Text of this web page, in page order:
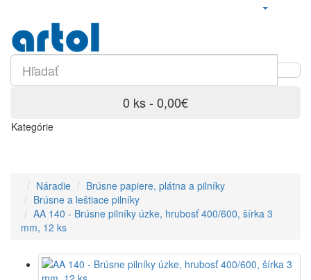
0 ks - 0,00€
Kategórie
Náradie
Brúsne papiere, plátna a pilníky
Brúsne a leštiace pilníky
AA 140 - Brúsne pilníky úzke, hrubosť 400/600, šírka 3
mm, 12 ks